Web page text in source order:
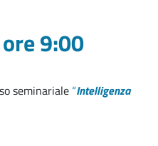
9:00
seminariale “Intelligenza